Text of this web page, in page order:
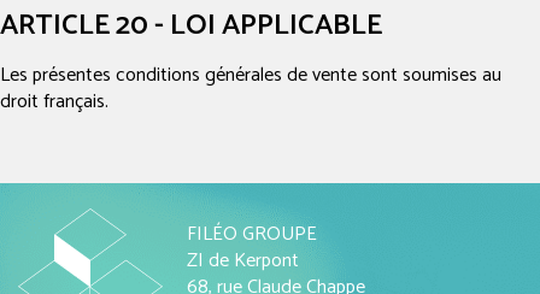
ARTICLE 20 - LOI APPLICABLE
Les présentes conditions générales de vente sont soumises au
droit français.
FILÉO GROUPE
ZI de Kerpont
68, rue Claude Chappe